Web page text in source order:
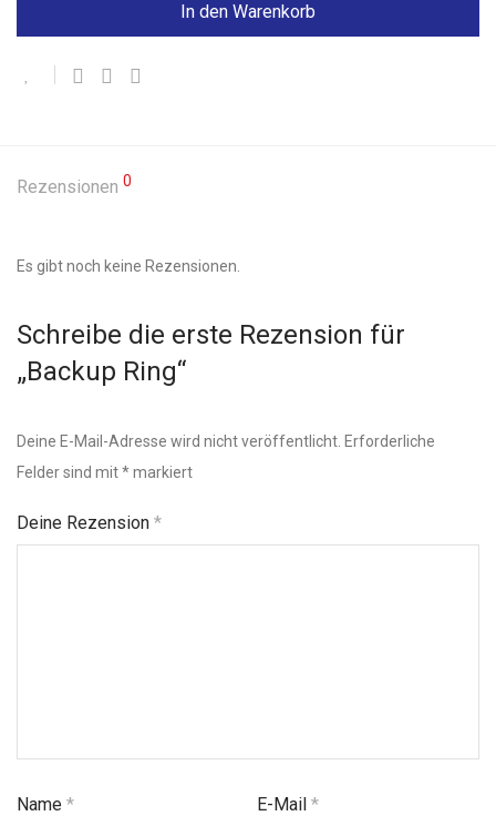
In den Warenkorb
Rezensionen 0
Es gibt noch keine Rezensionen.
Schreibe die erste Rezension für
„Backup Ring“
Deine E-Mail-Adresse wird nicht veröffentlicht. Erforderliche
Felder sind mit*markiert
Deine Rezension *
Name * E-Mail*